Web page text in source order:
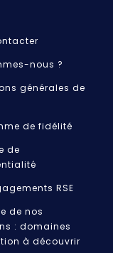
nous ?
générales de
de fidélité
de
RSE
de nos
: domaines
à découvrir